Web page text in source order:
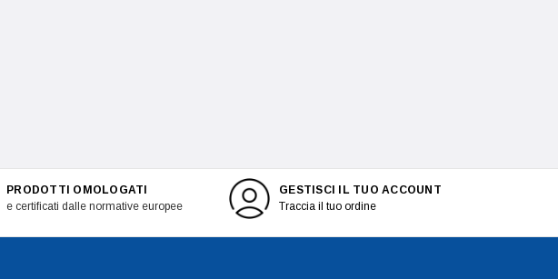
PRODOTTI OMOLOGATI
e certificati dalle normative europee
GESTISCI IL TUO ACCOUNT
Traccia il tuo ordine